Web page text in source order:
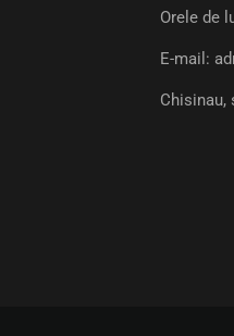
Orele de
E-mail:
Chisinau,